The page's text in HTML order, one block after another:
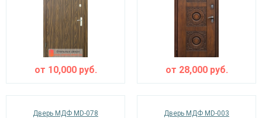
от 10,000руб. от 28,000руб.
Дверь МДФ MD-078 Дверь МДФ MD-003